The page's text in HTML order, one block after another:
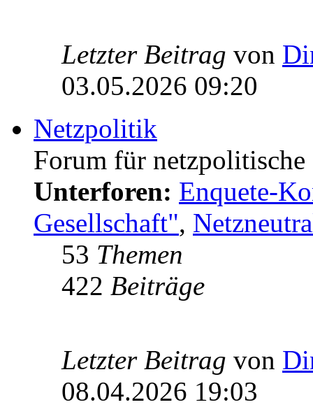
Letzter Beitrag von
03.05.2026 09:20
Netzpolitik
Forum für
Unterforen: Enquete-
Gesellschaft",
53 Themen
422 Beiträge
Letzter Beitrag von
08.04.2026 19:03